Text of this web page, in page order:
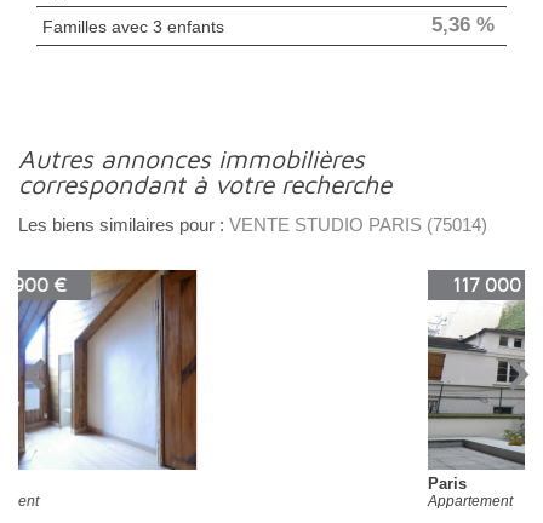
Familles avec 3 enfants 5,36 %
autres annonces immobilières
correspondant à votre recherche
Les biens similaires pour : VENTE STUDIO PARIS (75014)
117 000 €